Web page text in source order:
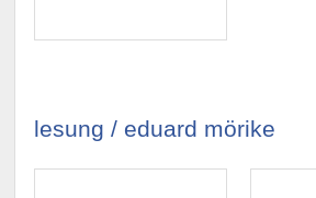
lesung / eduard mörike